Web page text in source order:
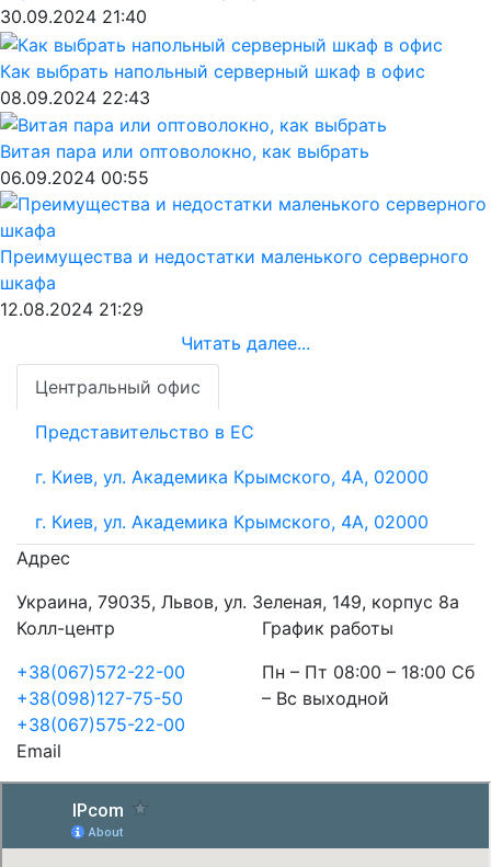
30.09.2024 21:40
Как выбрать напольный серверный шкаф в офис
08.09.2024 22:43
Витая пара или оптоволокно, как выбрать
06.09.2024 00:55
Преимущества и недостатки маленького серверного
шкафа
12.08.2024 21:29
Читать далее...
Центральный офис
Представительство в ЕС
г. Киев, ул. Академика Крымского, 4А, 02000
г. Киев, ул. Академика Крымского, 4А, 02000
Адрес
Украина, 79035, Львов, ул. Зеленая, 149, корпус 8а
Колл-центр
+38(067)572-22-00
+38(098)127-75-50
+38(067)575-22-00
График работы
Пн – Пт 08:00 – 18:00 Сб
– Вс выходной
Email